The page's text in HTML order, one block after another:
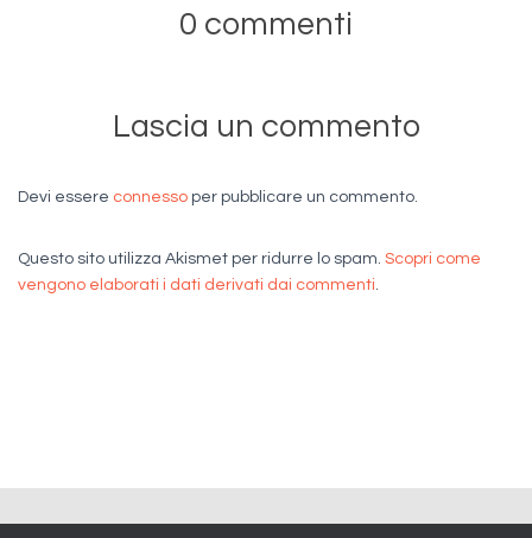
0 commenti
Lascia un commento
Devi essere connesso per pubblicare un commento.
Questo sito utilizza Akismet per ridurre lo spam. Scopri come
vengono elaborati i dati derivati dai commenti